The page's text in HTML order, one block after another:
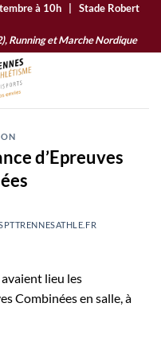
à 10h | Stade Robert
Running et Marche Nordique
d’Epreuves
lieu les
Combinées en salle, à